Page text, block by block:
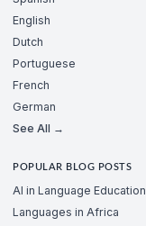
English
Dutch
Portuguese
French
German
See All →
POPULAR BLOG POSTS
AI in Language Education
Languages in Africa